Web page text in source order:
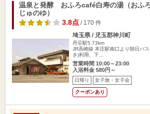
温泉と発酵 おふろcafé白寿の湯（おふ
じゅのゆ）
3.8点/ 170 件
埼玉県 / 児玉郡神川町
丹荘駅5.73km
JR高崎線 本庄駅南口より朝日バ
き)利用、下…
営業時間 10:00～23:00
入浴料金 580円～
日帰り 女子旅・女子会
クーポンあり